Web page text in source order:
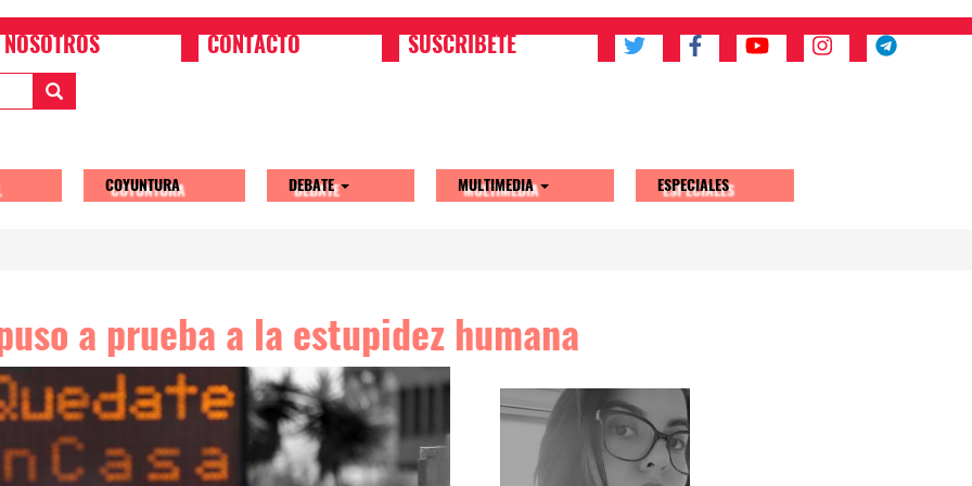
NOSOTROS CONTACTO SUSCRIBETE
COYUNTURA DEBATE MULTIMEDIA ESPECIALES
a prueba a la estupidez humana